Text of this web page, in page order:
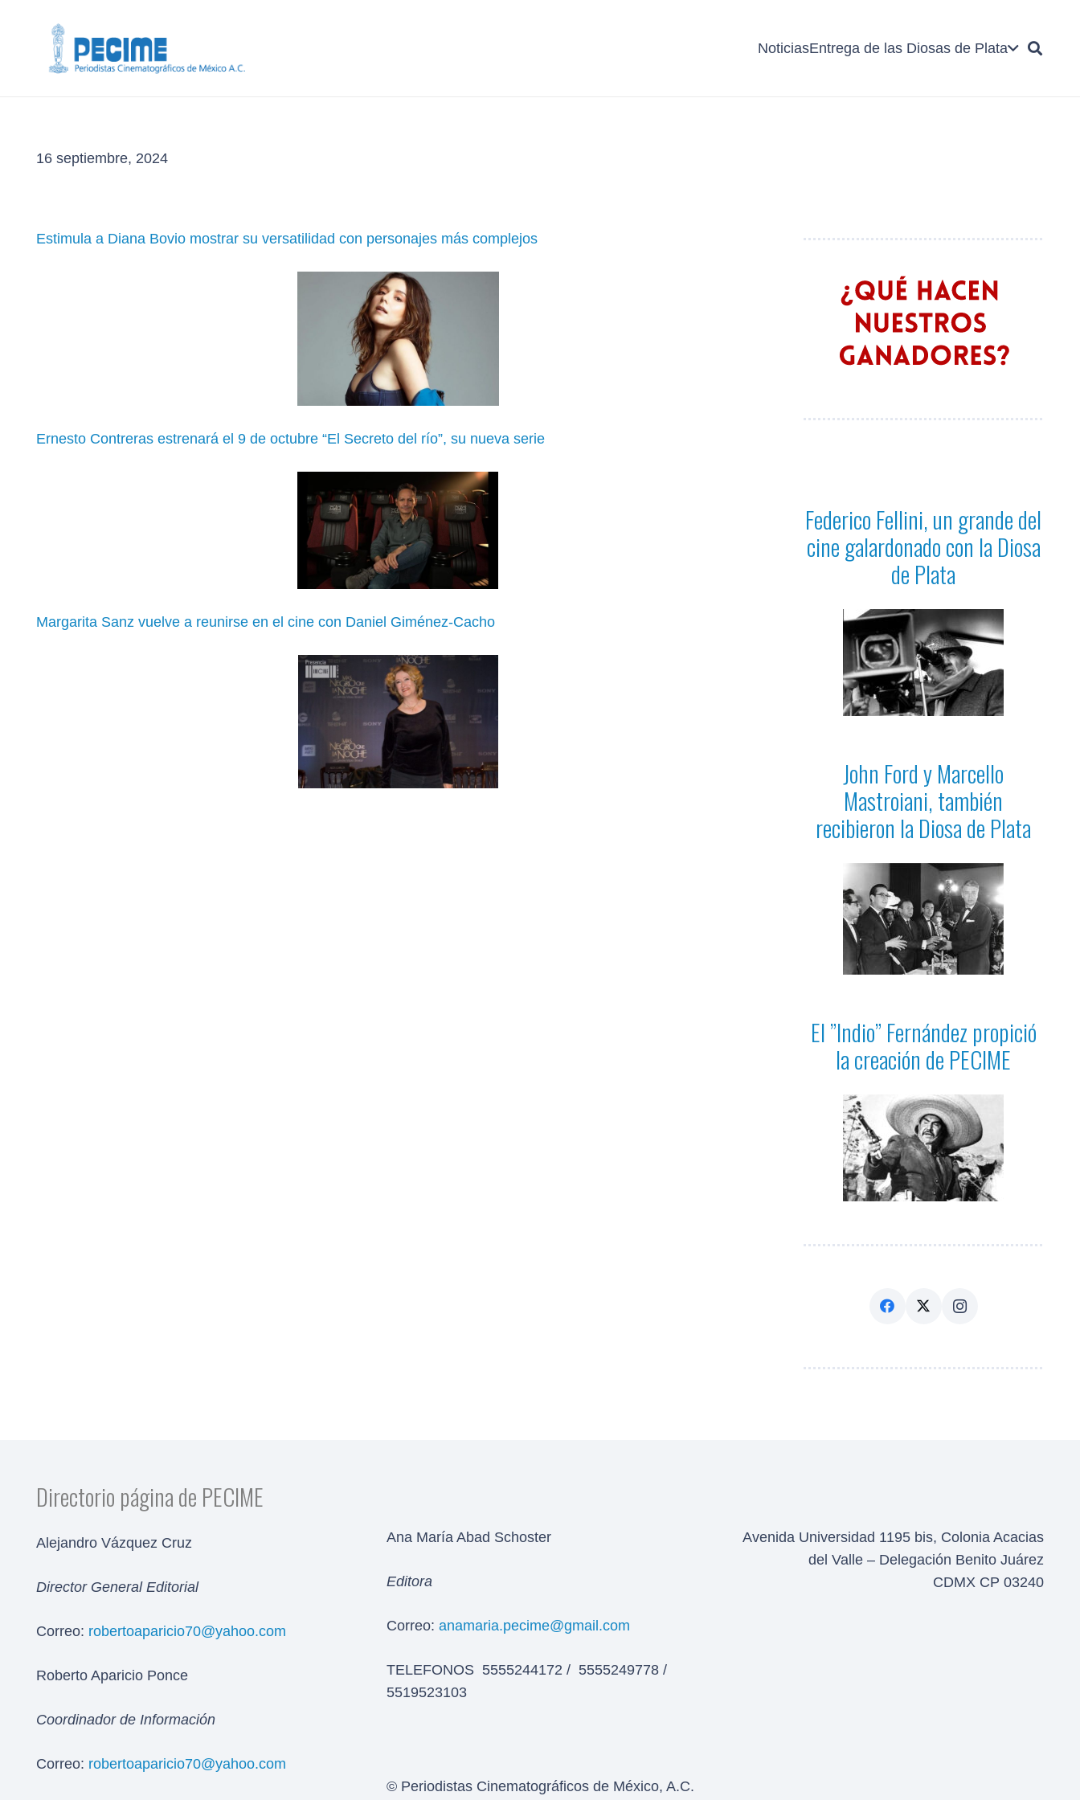
NoticiasEntrega de las Diosas de Plata
16 septiembre, 2024
Estimula a Diana Bovio mostrar su versatilidad con personajes más complejos
Ernesto Contreras estrenará el 9 de octubre “El Secreto del río”, su nueva serie
Margarita Sanz vuelve a reunirse en el cine con Daniel Giménez-Cacho
Federico Fellini, un grande del
cine galardonado con la Diosa
de Plata
John Ford y Marcello
Mastroiani, también
recibieron la Diosa de Plata
El ”Indio” Fernández propició
la creación de PECIME
Directorio página de PECIME
Alejandro Vázquez Cruz
Director General Editorial
Correo: robertoaparicio70@yahoo.com
Roberto Aparicio Ponce
Coordinador de Información
Correo: robertoaparicio70@yahoo.com
Ana María Abad Schoster
Editora
Correo: anamaria.pecime@gmail.com
TELEFONOS 5555244172 / 5555249778 /
5519523103
Avenida Universidad 1195 bis, Colonia Acacias
del Valle – Delegación Benito Juárez
CDMX CP 03240
© Periodistas Cinematográficos de México, A.C.